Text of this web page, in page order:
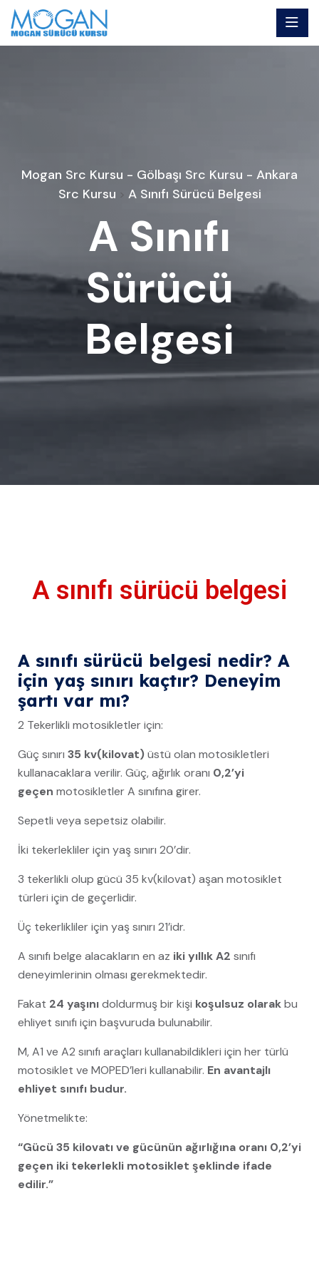
Mogan Src Kursu - Gölbaşı Src Kursu - Ankara
Src Kursu > A Sınıfı Sürücü Belgesi
A Sınıfı
Sürücü
Belgesi
A sınıfı sürücü belgesi
A sınıfı sürücü belgesi nedir? A
için yaş sınırı kaçtır? Deneyim
şartı var mı?
2 Tekerlikli motosikletler için:
Güç sınırı 35 kv(kilovat)üstü olan motosikletleri
kullanacaklara verilir. Güç, ağırlık oranı 0,2’yi
geçen motosikletler A sınıfına girer.
Sepetli veya sepetsiz olabilir.
İki tekerlekliler için yaş sınırı 20’dir.
3 tekerlikli olup gücü 35 kv(kilovat) aşan motosiklet
türleri için de geçerlidir.
Üç tekerlikliler için yaş sınırı 21’idr.
A sınıfı belge alacakların en az iki yıllık A2 sınıfı
deneyimlerinin olması gerekmektedir.
Fakat 24 yaşınıdoldurmuş bir kişi koşulsuz olarakbu
ehliyet sınıfı için başvuruda bulunabilir.
M, A1 ve A2 sınıfı araçları kullanabildikleri için her türlü
motosiklet ve MOPED’leri kullanabilir. En avantajlı
ehliyet sınıfı budur.
Yönetmelikte:
“Gücü 35 kilovatı ve gücünün ağırlığına oranı 0,2’yi
geçen iki tekerlekli motosiklet şeklinde ifade
edilir.”